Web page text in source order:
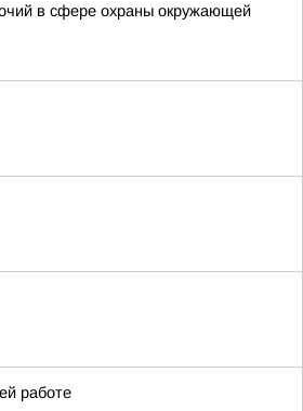
в сфере охраны окружающей
работе